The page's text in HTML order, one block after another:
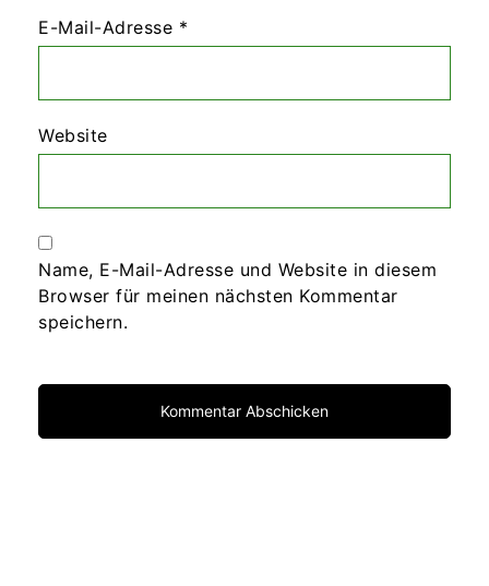
E-Mail-Adresse *
Website
Name, E-Mail-Adresse und Website in diesem
Browser für meinen nächsten Kommentar
speichern.